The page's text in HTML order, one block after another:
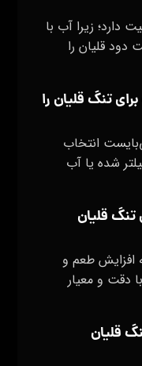
دارد؛ زیرا آب با
دود قلیان را
تنگ قلیان را
انتخاب
شده یا آب
تنگ قلیان
افزایش طعم و
دقت و معیار
قلیان